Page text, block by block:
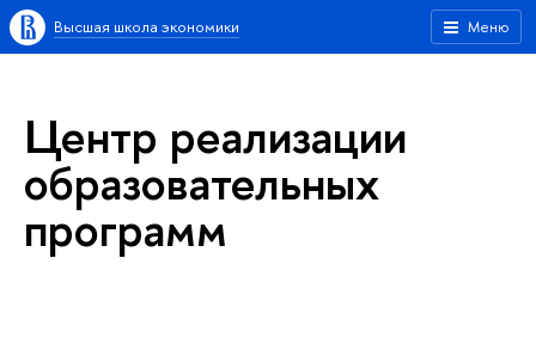
Меню
Высшая школа экономики
Центр реализации
образовательных
программ